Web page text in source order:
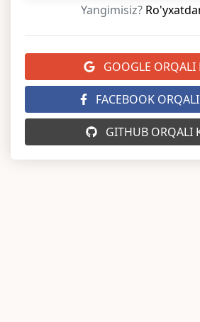
Yangimisiz?
GOOGLE ORQALI
FACEBOOK
GITHUB ORQALI